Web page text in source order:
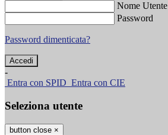
Nome Utente
Password
Password dimenticata?
-
Entra con SPID Entra con CIE
Seleziona utente
button close ×